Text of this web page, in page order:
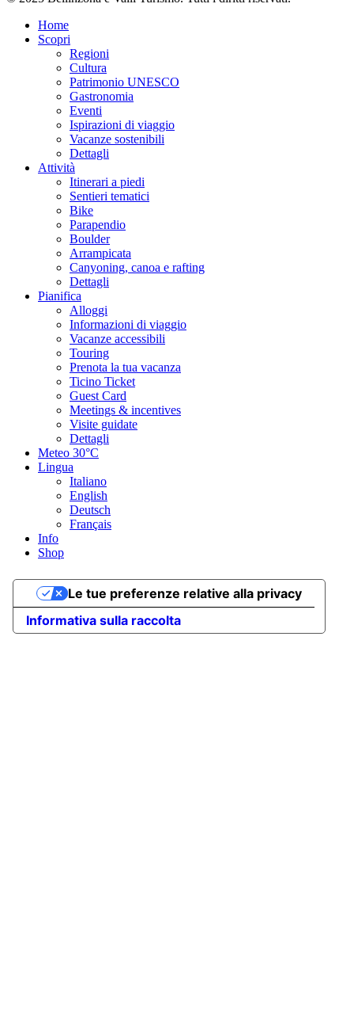
Home
Scopri
Regioni
Cultura
Patrimonio UNESCO
Gastronomia
Eventi
Ispirazioni di viaggio
Vacanze sostenibili
Dettagli
Attività
Itinerari a piedi
Sentieri tematici
Bike
Parapendio
Boulder
Arrampicata
Canyoning, canoa e rafting
Dettagli
Pianifica
Alloggi
Informazioni di viaggio
Vacanze accessibili
Touring
Prenota la tua vacanza
Ticino Ticket
Guest Card
Meetings & incentives
Visite guidate
Dettagli
Meteo 30°C
Lingua
Italiano
English
Deutsch
Français
Info
Shop
Informativa sulla raccolta
Le tue preferenze relative alla privacy